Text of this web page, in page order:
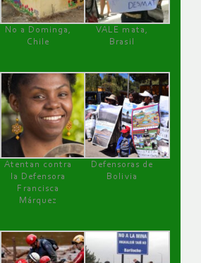
No a Dominga,
Chile
VALE mata,
Brasil
Atentan contra
la Defensora
Francisca
Márquez
Defensoras de
Bolivia